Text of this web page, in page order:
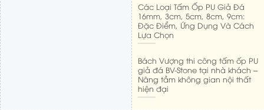
Các Loại Tấm Ốp PU Giả Đá
16mm, 3cm, 5cm, 8cm, 9cm:
Đặc Điểm, Ứng Dụng Và Cách
Lựa Chọn
Bách Vượng thi công tấm ốp PU
giả đá BV-Stone tại nhà khách –
Nâng tầm không gian nội thất
hiện đại